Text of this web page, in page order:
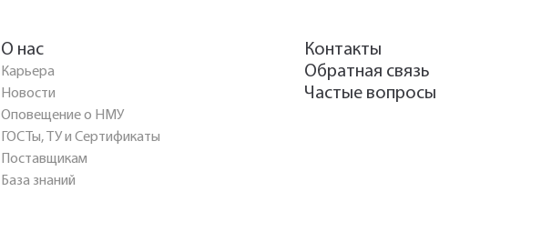
О нас
Карьера
Новости
Оповещение о НМУ
ГОСТы, ТУ и Сертификаты
Поставщикам
База знаний
Контакты
Обратная связь
Частые вопросы